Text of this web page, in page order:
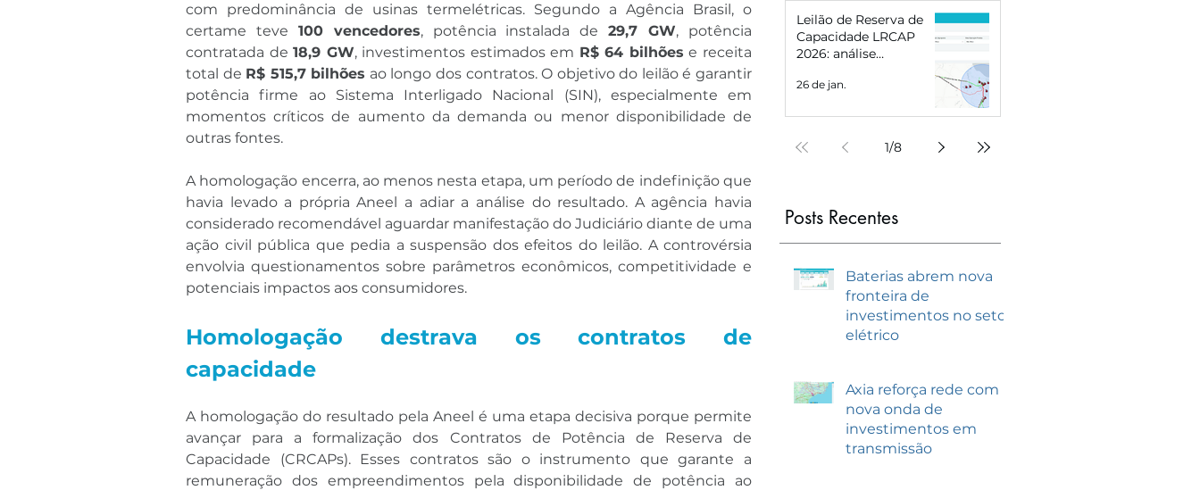
com predominância de usinas termelétricas. Segundo a Agência Brasil, o
certame teve 100 vencedores, potência instalada de 29,7 GW, potência
contratada de 18,9 GW, investimentos estimados em R$ 64 bilhões e receita
total de R$ 515,7 bilhões ao longo dos contratos. O objetivo do leilão é garantir
potência firme ao Sistema Interligado Nacional (SIN), especialmente em
momentos críticos de aumento da demanda ou menor disponibilidade de
outras fontes.
A homologação encerra, ao menos nesta etapa, um período de indefinição que
havia levado a própria Aneel a adiar a análise do resultado. A agência havia
considerado recomendável aguardar manifestação do Judiciário diante de uma
ação civil pública que pedia a suspensão dos efeitos do leilão. A controvérsia
envolvia questionamentos sobre parâmetros econômicos, competitividade e
potenciais impactos aos consumidores.
Homologação destrava os contratos de
capacidade
A homologação do resultado pela Aneel é uma etapa decisiva porque permite
avançar para a formalização dos Contratos de Potência de Reserva de
Capacidade (CRCAPs). Esses contratos são o instrumento que garante a
remuneração dos empreendimentos pela disponibilidade de potência ao
Leilão de Reserva de
Capacidade LRCAP
2026: análise
preparar com
mercado
26 de jan.
1/8
Posts Recentes
Baterias abrem nova
fronteira de
investimentos no setor
elétrico
Axia reforça rede com
nova onda de
investimentos em
transmissão